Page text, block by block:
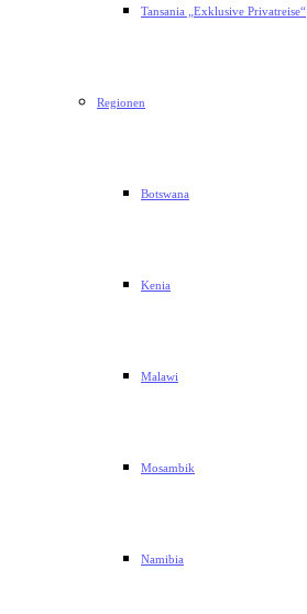
Tansania „Exklusive Privatreise“
Regionen
Botswana
Kenia
Malawi
Mosambik
Namibia